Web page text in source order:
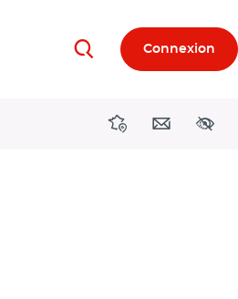
RechercherConnexion
DirectionsContact